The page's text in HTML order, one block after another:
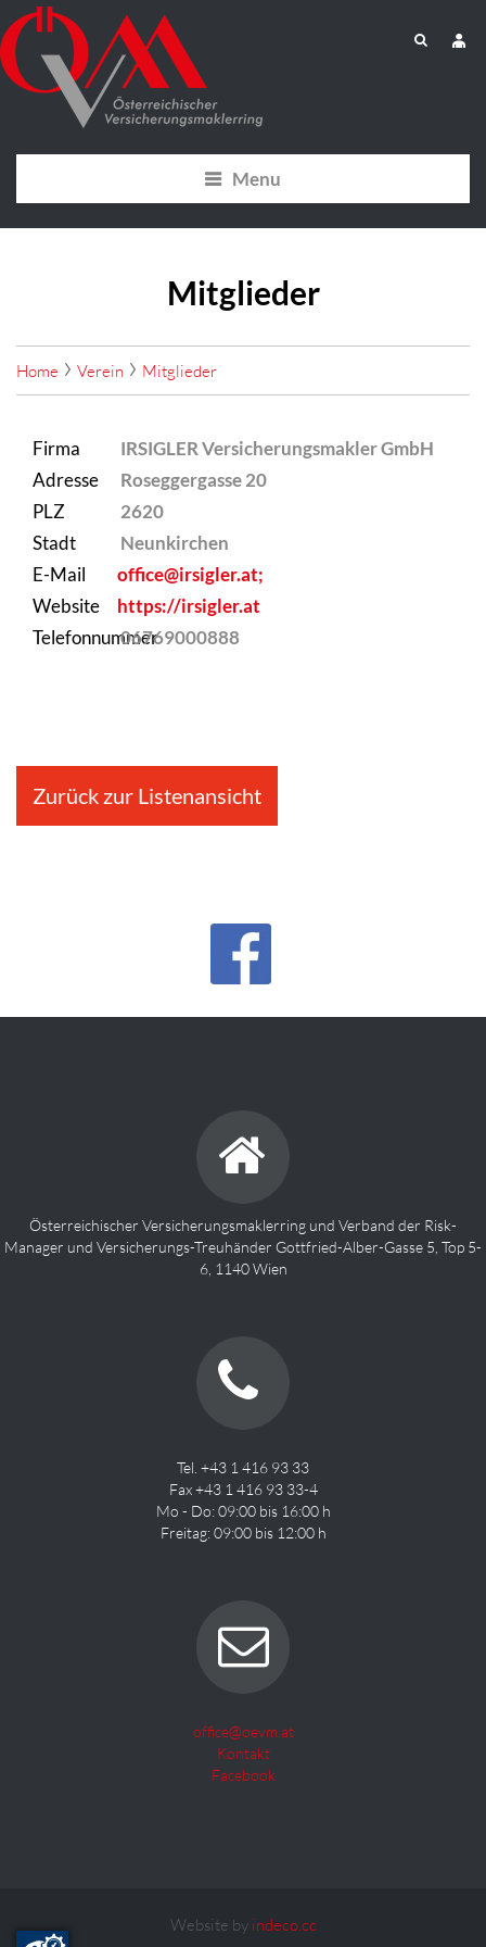
Menu
Mitglieder
Home Verein Mitglieder
Firma
IRSIGLER Versicherungsmakler GmbH
Adresse
Roseggergasse 20
PLZ
2620
Stadt
Neunkirchen
E-Mail
office@irsigler.at;
Website
https://irsigler.at
Telefonnummer06769000888
Zurück zur Listenansicht
Österreichischer Versicherungsmaklerring und Verband der Risk-
Manager und Versicherungs-Treuhänder Gottfried-Alber-Gasse 5, Top 5-
6, 1140 Wien
Tel. +43 1 416 93 33
Fax +43 1 416 93 33-4
Mo - Do: 09:00 bis 16:00 h
Freitag: 09:00 bis 12:00 h
office@oevm.at
Kontakt
Facebook
Website by indeco.cc